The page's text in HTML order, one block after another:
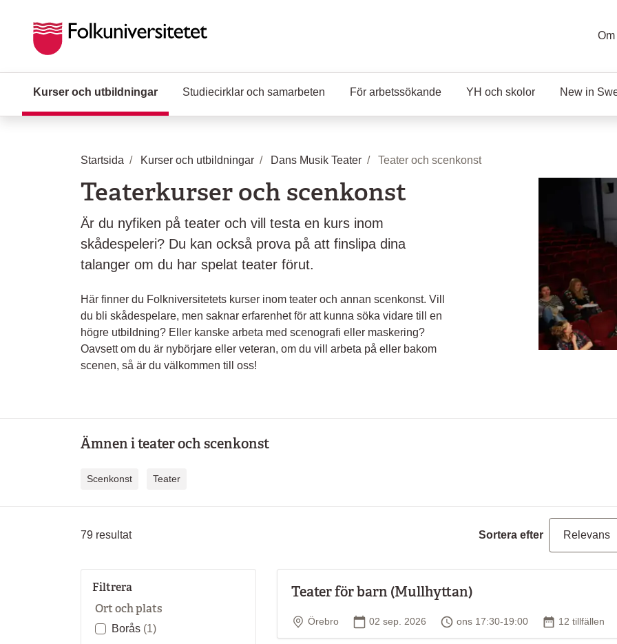
Kurser och utbildningar (Aktuell sida)
Studiecirklar och samarbeten För arbetssökande YH och skolor New in
Startsida Kurser och utbildningar Dans Musik Teater Teater och scenkonst
Teaterkurser och scenkonst
Är du nyfiken på teater och vill testa en kurs inom
skådespeleri? Du kan också prova på att finslipa dina
talanger om du har spelat teater förut.
Här finner du Folkniversitetets kurser inom teater och annan scenkonst. Vill
du bli skådespelare, men saknar erfarenhet för att kunna söka vidare till en
högre utbildning? Eller kanske arbeta med scenografi eller maskering?
Oavsett om du är nybörjare eller veteran, om du vill arbeta på eller bakom
scenen, så är du välkommen till oss!
Ämnen i teater och scenkonst
Scenkonst Teater
Sortera efter
79 resultat
Filtrera
Ort och plats
Borås (1)
Teater för barn (Mullhyttan)
Plats
Örebro Startdatum
02 sep. 2026 Tid
ons 17:30-19:00 Antal tillfällen
12 tillfällen